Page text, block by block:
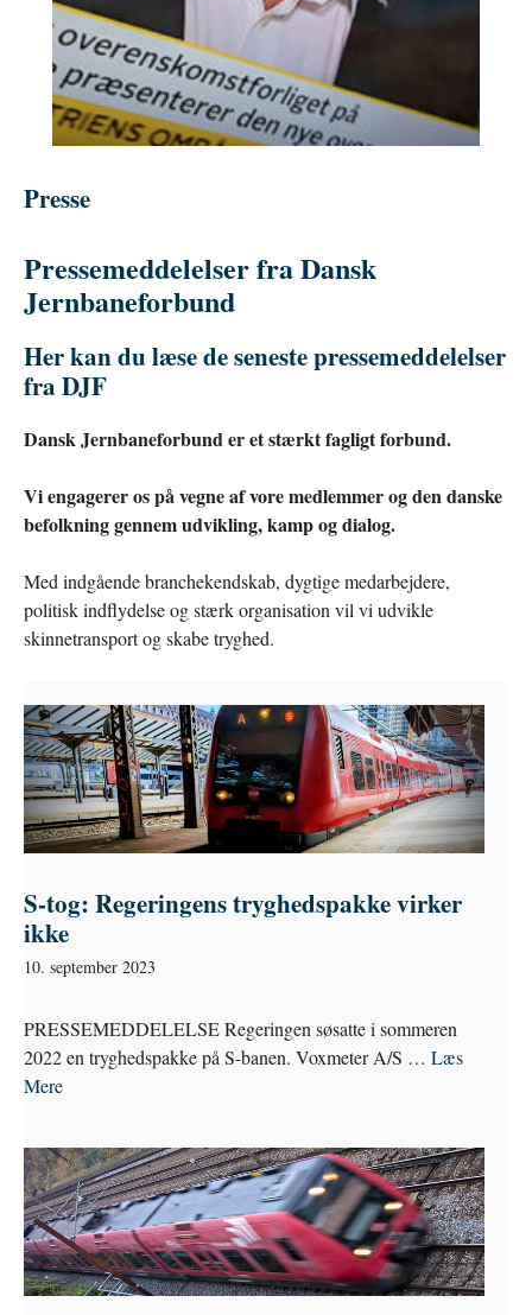
Presse
Pressemeddelelser fra Dansk
Jernbaneforbund
Her kan du læse de seneste pressemeddelelser
fra DJF
Dansk Jernbaneforbund er et stærkt fagligt forbund.
Vi engagerer os på vegne af vore medlemmer og den danske
befolkning gennem udvikling, kamp og dialog.
Med indgående branchekendskab, dygtige medarbejdere,
politisk indflydelse og stærk organisation vil vi udvikle
skinnetransport og skabe tryghed.
S-tog: Regeringens tryghedspakke virker
ikke
10. september 2023
PRESSEMEDDELELSE Regeringen søsatte i sommeren
2022 en tryghedspakke på S-banen. Voxmeter A/S … Læs
Mere